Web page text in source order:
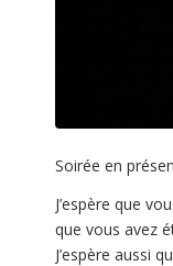
Soirée en
J’espère que
que vous avez
J’espère aussi